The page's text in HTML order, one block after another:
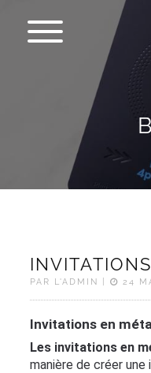
autres
Produits
Service
conception
PAR L'ADMIN | 24
Invitations en
Les invitations en
manière de créer